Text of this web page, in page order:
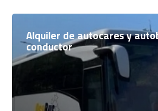
Alquiler de autocares y
conductor